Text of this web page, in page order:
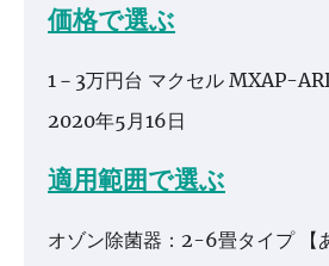
価格で選ぶ
1－3万円台 マクセル MXAP-
2020年5月16日
適用範囲で選ぶ
オゾン除菌器：2-6畳タイプ 【